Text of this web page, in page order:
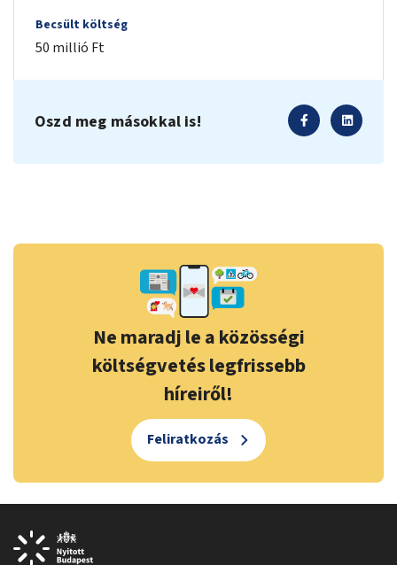
Becsült költség
50 millió Ft
Oszd meg másokkal is!
Ne maradj le a közösségi
költségvetés legfrissebb
híreiről!
Feliratkozás